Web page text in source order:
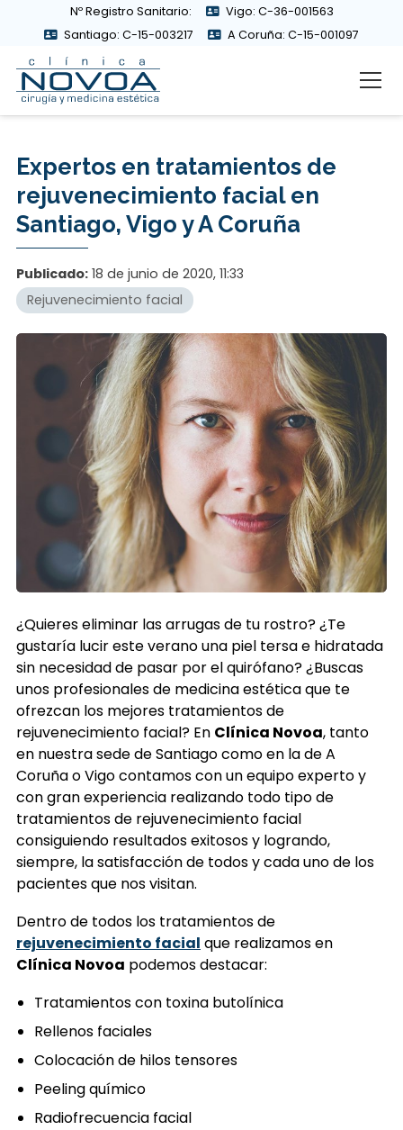
Nº Registro Sanitario:
Vigo: C-36-001563
Santiago: C-15-003217
A Coruña: C-15-001097
Expertos en tratamientos de
rejuvenecimiento facial en
Santiago, Vigo y A Coruña
Publicado: 18 de junio de 2020, 11:33
Rejuvenecimiento facial
¿Quieres eliminar las arrugas de tu rostro? ¿Te
gustaría lucir este verano una piel tersa e hidratada
sin necesidad de pasar por el quirófano? ¿Buscas
unos profesionales de medicina estética que te
ofrezcan los mejores tratamientos de
rejuvenecimiento facial? En Clínica Novoa, tanto
en nuestra sede de Santiago como en la de A
Coruña o Vigo contamos con un equipo experto y
con gran experiencia realizando todo tipo de
tratamientos de rejuvenecimiento facial
consiguiendo resultados exitosos y logrando,
siempre, la satisfacción de todos y cada uno de los
pacientes que nos visitan.
Dentro de todos los tratamientos de
rejuvenecimiento facial que realizamos en
Clínica Novoa podemos destacar:
Tratamientos con toxina butolínica
Rellenos faciales
Colocación de hilos tensores
Peeling químico
Radiofrecuencia facial